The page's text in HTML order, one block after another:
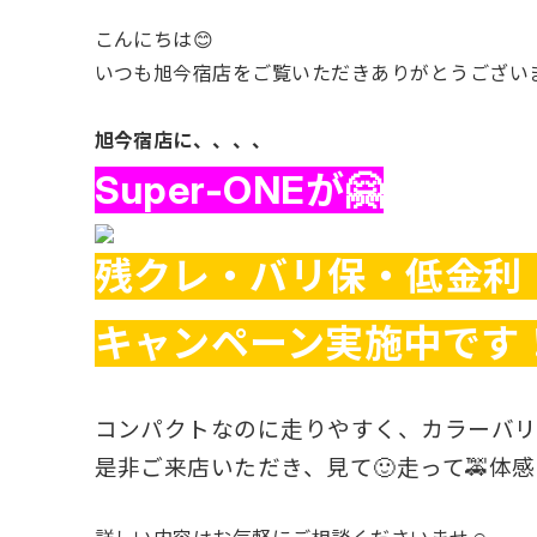
こんにちは😊
いつも旭今宿店をご覧いただきありがとうござい
旭今宿店に、、、、
Super-ONEが🤗
残クレ・バリ保・低金利
キャンペーン実施中です
コンパクトなのに走りやすく、カラーバ
是非ご来店いただき、見て🙂走って🚕体